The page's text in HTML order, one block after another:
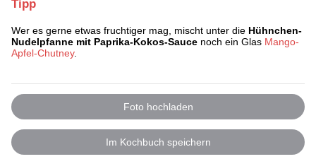
Tipp
Wer es gerne etwas fruchtiger mag, mischt unter die Hühnchen-
Nudelpfanne mit Paprika-Kokos-Sauce noch ein Glas Mango-
Apfel-Chutney.
Foto hochladen
Im Kochbuch speichern